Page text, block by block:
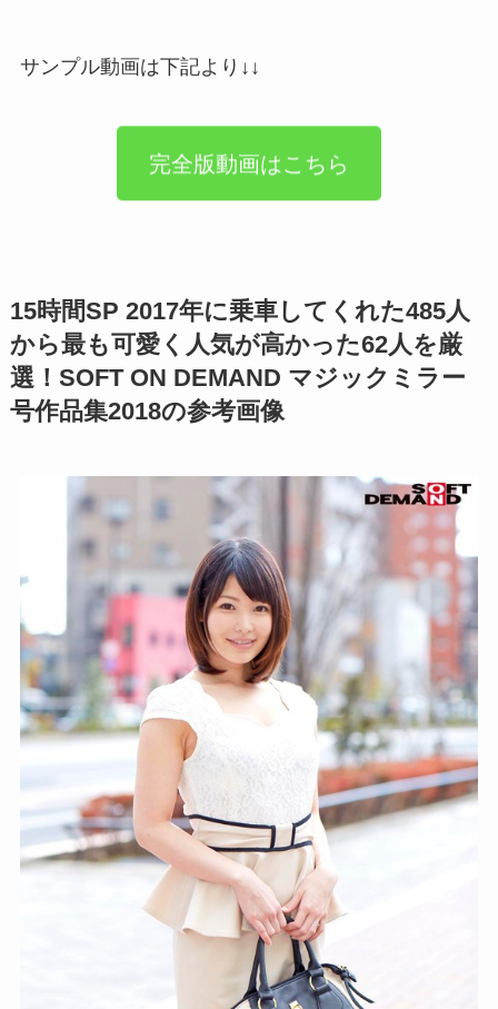
サンプル動画は下記より↓↓
完全版動画はこちら
15時間SP 2017年に乗車してくれた485人
から最も可愛く人気が高かった62人を厳
選！SOFT ON DEMAND マジックミラー
号作品集2018の参考画像